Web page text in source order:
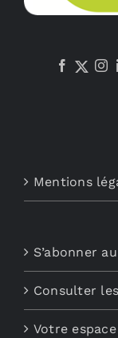
Mentions
S’abonner
Consulter
Votre